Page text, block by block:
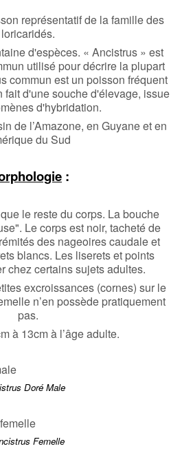
représentatif de la famille des
loricaridés.
d'espèces. « Ancistrus » est
utilisé pour décrire la plupart
commun est un poisson fréquent
fait d'une souche d'élevage, issue
d'hybridation.
de l’Amazone, en Guyane et en
du Sud
:
le reste du corps. La bouche
Le corps est noir, tacheté de
des nageoires caudale et
blancs. Les liserets et points
chez certains sujets adultes.
excroissances (cornes) sur le
n’en possède pratiquement
pas.
à 13cm à l’âge adulte.
Doré Male
Femelle